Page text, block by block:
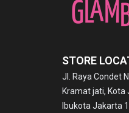
STORE
Jl. Raya Condet
Kramat jati, Kota
Ibukota Jakarta